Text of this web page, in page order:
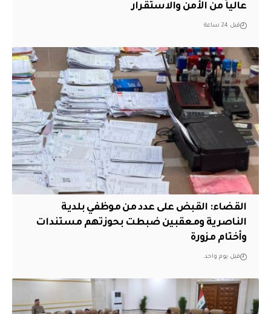
عالياً من الأمن والاستقرار
قبل 24 ساعة
القضاء: القبض على عدد من موظفي بلدية
الناصرية ومعقبين ضبطت بحوزتهم مستندات
وأختام مزورة
قبل يوم واحد